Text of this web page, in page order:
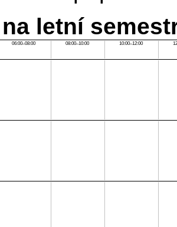
letní
06:00–08:00 08:00–10:00 10:00–12:00